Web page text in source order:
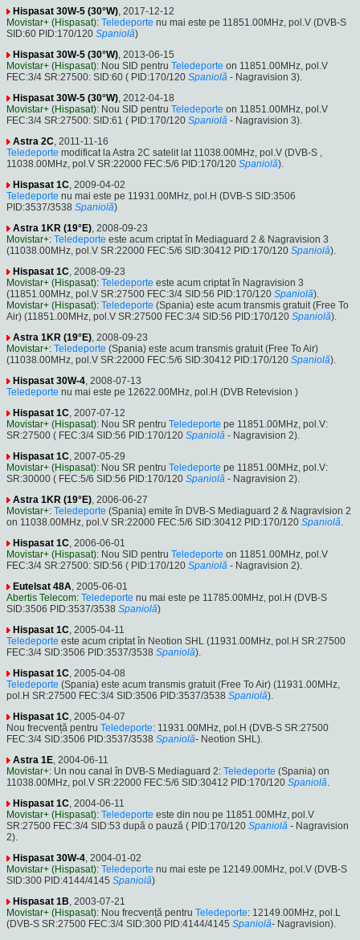
Hispasat 30W-5 (30°W) , 2017-12-12
Movistar+ (Hispasat): Teledeporte nu mai este pe 11851.00MHz, pol.V (DVB-S
SID:60 PID:170/120 Spaniolă)
Hispasat 30W-5 (30°W) , 2013-06-15
Movistar+ (Hispasat): Nou SID pentru Teledeporte on 11851.00MHz, pol.V
FEC:3/4 SR:27500: SID:60 ( PID:170/120 Spaniolă - Nagravision 3).
Hispasat 30W-5 (30°W) , 2012-04-18
Movistar+ (Hispasat): Nou SID pentru Teledeporte on 11851.00MHz, pol.V
FEC:3/4 SR:27500: SID:61 ( PID:170/120 Spaniolă - Nagravision 3).
Astra 2C , 2011-11-16
Teledeporte modificat la Astra 2C satelit lat 11038.00MHz, pol.V (DVB-S ,
11038.00MHz, pol.V SR:22000 FEC:5/6 PID:170/120 Spaniolă).
Hispasat 1C , 2009-04-02
Teledeporte nu mai este pe 11931.00MHz, pol.H (DVB-S SID:3506
PID:3537/3538 Spaniolă)
Astra 1KR (19°E) , 2008-09-23
Movistar+: Teledeporte este acum criptat în Mediaguard 2 & Nagravision 3
(11038.00MHz, pol.V SR:22000 FEC:5/6 SID:30412 PID:170/120 Spaniolă).
Hispasat 1C , 2008-09-23
Movistar+ (Hispasat): Teledeporte este acum criptat în Nagravision 3
(11851.00MHz, pol.V SR:27500 FEC:3/4 SID:56 PID:170/120 Spaniolă).
Movistar+ (Hispasat): Teledeporte (Spania) este acum transmis gratuit (Free To
Air) (11851.00MHz, pol.V SR:27500 FEC:3/4 SID:56 PID:170/120 Spaniolă).
Astra 1KR (19°E) , 2008-09-23
Movistar+: Teledeporte (Spania) este acum transmis gratuit (Free To Air)
(11038.00MHz, pol.V SR:22000 FEC:5/6 SID:30412 PID:170/120 Spaniolă).
Hispasat 30W-4 , 2008-07-13
Teledeporte nu mai este pe 12622.00MHz, pol.H (DVB Retevision )
Hispasat 1C , 2007-07-12
Movistar+ (Hispasat): Nou SR pentru Teledeporte pe 11851.00MHz, pol.V:
SR:27500 ( FEC:3/4 SID:56 PID:170/120 Spaniolă - Nagravision 2).
Hispasat 1C , 2007-05-29
Movistar+ (Hispasat): Nou SR pentru Teledeporte pe 11851.00MHz, pol.V:
SR:30000 ( FEC:5/6 SID:56 PID:170/120 Spaniolă - Nagravision 2).
Astra 1KR (19°E) , 2006-06-27
Movistar+: Teledeporte (Spania) emite în DVB-S Mediaguard 2 & Nagravision 2
on 11038.00MHz, pol.V SR:22000 FEC:5/6 SID:30412 PID:170/120 Spaniolă
Hispasat 1C , 2006-06-01
Movistar+ (Hispasat): Nou SID pentru Teledeporte on 11851.00MHz, pol.V
FEC:3/4 SR:27500: SID:56 ( PID:170/120 Spaniolă - Nagravision 2).
Eutelsat 48A , 2005-06-01
Abertis Telecom: Teledeporte nu mai este pe 11785.00MHz, pol.H (DVB-S
SID:3506 PID:3537/3538 Spaniolă)
Hispasat 1C , 2005-04-11
Teledeporte este acum criptat în Neotion SHL (11931.00MHz, pol.H SR:27500
FEC:3/4 SID:3506 PID:3537/3538 Spaniolă).
Hispasat 1C , 2005-04-08
Teledeporte (Spania) este acum transmis gratuit (Free To Air) (11931.00MHz,
pol.H SR:27500 FEC:3/4 SID:3506 PID:3537/3538 Spaniolă).
Hispasat 1C , 2005-04-07
Nou frecvență pentru Teledeporte: 11931.00MHz, pol.H (DVB-S SR:27500
FEC:3/4 SID:3506 PID:3537/3538 Spaniolă- Neotion SHL).
Astra 1E , 2004-06-11
Movistar+: Un nou canal în DVB-S Mediaguard 2: Teledeporte (Spania) on
11038.00MHz, pol.V SR:22000 FEC:5/6 SID:30412 PID:170/120 Spaniolă
Hispasat 1C , 2004-06-11
Movistar+ (Hispasat): Teledeporte este din nou pe 11851.00MHz, pol.V
SR:27500 FEC:3/4 SID:53 după o pauză ( PID:170/120 Spaniolă - Nagravision
2).
Hispasat 30W-4 , 2004-01-02
Movistar+ (Hispasat): Teledeporte nu mai este pe 12149.00MHz, pol.V (DVB-S
SID:300 PID:4144/4145 Spaniolă)
Hispasat 1B , 2003-07-21
Movistar+ (Hispasat): Nou frecvență pentru Teledeporte: 12149.00MHz, pol.L
(DVB-S SR:27500 FEC:3/4 SID:300 PID:4144/4145 Spaniolă- Nagravision).